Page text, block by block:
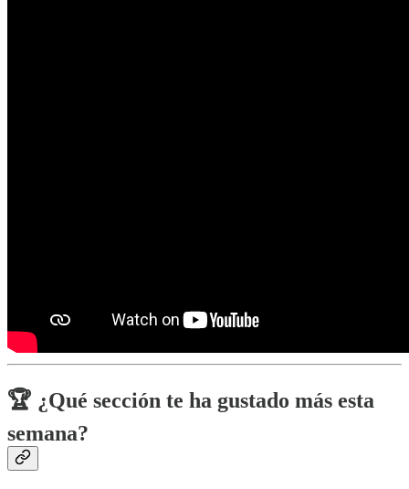
🏆 ¿Qué sección te ha gustado más esta
semana?